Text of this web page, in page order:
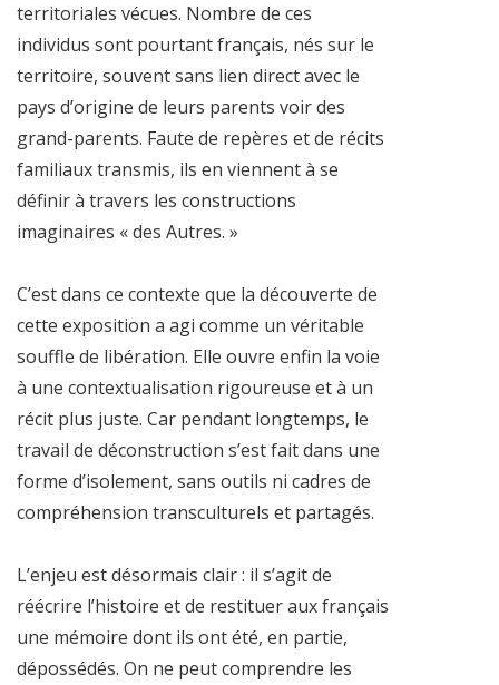
territoriales vécues. Nombre de ces
individus sont pourtant français, nés sur le
territoire, souvent sans lien direct avec le
pays d’origine de leurs parents voir des
grand-parents. Faute de repères et de récits
familiaux transmis, ils en viennent à se
définir à travers les constructions
imaginaires « des Autres. »
C’est dans ce contexte que la découverte de
cette exposition a agi comme un véritable
souffle de libération. Elle ouvre enfin la voie
à une contextualisation rigoureuse et à un
récit plus juste. Car pendant longtemps, le
travail de déconstruction s’est fait dans une
forme d’isolement, sans outils ni cadres de
compréhension transculturels et partagés.
L’enjeu est désormais clair : il s’agit de
réécrire l’histoire et de restituer aux français
une mémoire dont ils ont été, en partie,
dépossédés. On ne peut comprendre les